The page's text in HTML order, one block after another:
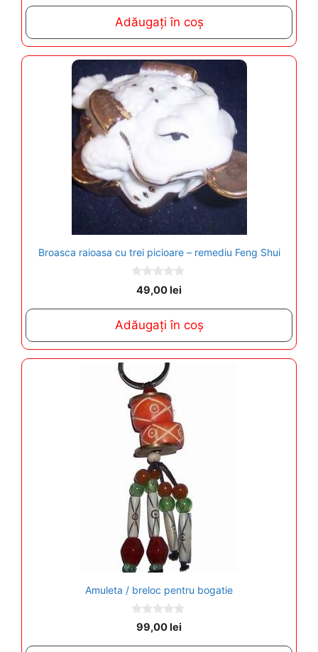
o
5
Adăugați în coș
Broasca raioasa cu trei picioare – remediu Feng Shui
o
o
5
49,00lei
Adăugați în coș
Amuleta / breloc pentru bogatie
099,00 lei